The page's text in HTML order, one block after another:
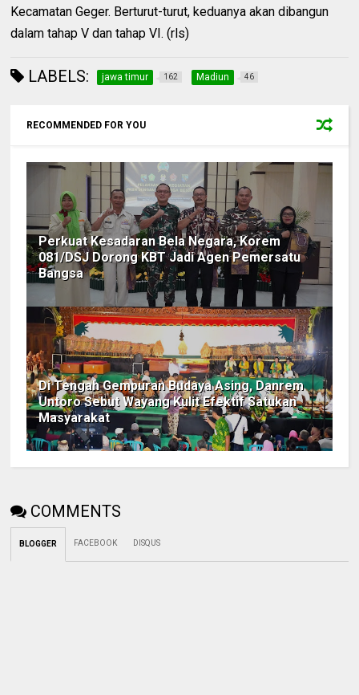
Kecamatan Geger. Berturut-turut, keduanya akan dibangun
dalam tahap V dan tahap VI. (rls)
LABELS: jawa timur 162 Madiun 46
RECOMMENDED FOR YOU
Perkuat Kesadaran Bela Negara, Korem
081/DSJ Dorong KBT Jadi Agen Pemersatu
Bangsa
Di Tengah Gempuran Budaya Asing, Danrem
Untoro Sebut Wayang Kulit Efektif Satukan
Masyarakat
COMMENTS
BLOGGER FACEBOOK DISQUS